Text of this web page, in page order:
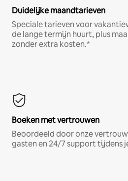
Duidelijke maandtarieven
Speciale tarieven voor
de lange termijn huurt, plus
zonder extra kosten.*
Boeken met vertrouwen
Beoordeeld door onze
gasten en 24/7 support tijdens